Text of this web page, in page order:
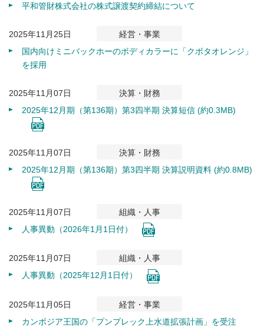
平和管財株式会社の株式譲渡契約締結について
2025年11月25日
経営・事業
国内向けミニバックホーのボディカラーに「クボタオレンジ」
を採用
2025年11月07日
決算・財務
2025年12月期（第136期）第3四半期 決算短信 (約0.3MB)
2025年11月07日
決算・財務
2025年12月期（第136期）第3四半期 決算説明資料 (約0.8MB)
2025年11月07日
組織・人事
人事異動（2026年1月1日付）
2025年11月07日
組織・人事
人事異動（2025年12月1日付）
2025年11月05日
経営・事業
カンボジア王国の「プンプレック上水道拡張計画」を受注